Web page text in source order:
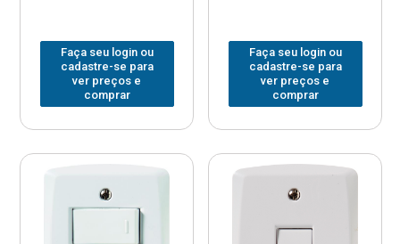
Faça seu login ou
cadastre-se para
ver preços e
comprar
Faça seu login ou
cadastre-se para
ver preços e
comprar